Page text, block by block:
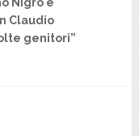
Claudio
genitori”